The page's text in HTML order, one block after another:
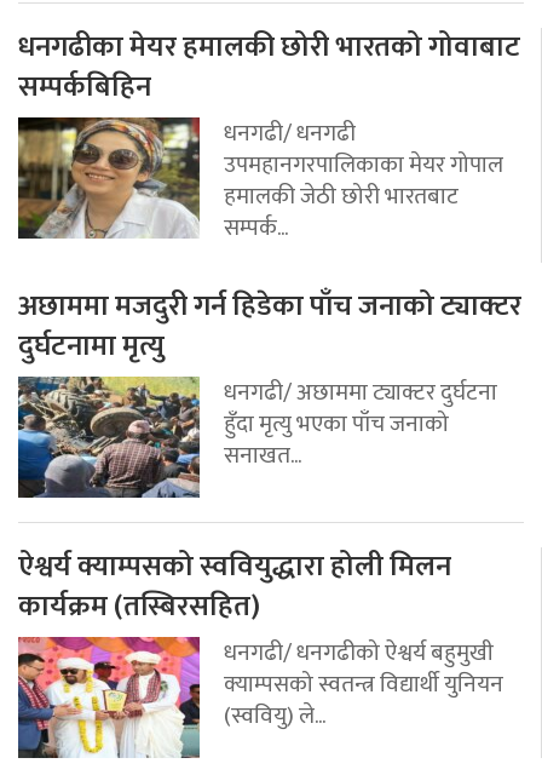
धनगढीका मेयर हमालकी छोरी भारतको गोवाबाट
सम्पर्कबिहिन
धनगढी/ धनगढी
उपमहानगरपालिकाका मेयर गोपाल
हमालकी जेठी छोरी भारतबाट
सम्पर्क...
अछाममा मजदुरी गर्न हिडेका पाँच जनाको ट्याक्टर
दुर्घटनामा मृत्यु
धनगढी/ अछाममा ट्याक्टर दुर्घटना
हुँदा मृत्यु भएका पाँच जनाको
सनाखत...
ऐश्वर्य क्याम्पसको स्ववियुद्धारा होली मिलन
कार्यक्रम (तस्बिरसहित)
धनगढी/ धनगढीको ऐश्वर्य बहुमुखी
क्याम्पसको स्वतन्त्र विद्यार्थी युनियन
(स्ववियु) ले...